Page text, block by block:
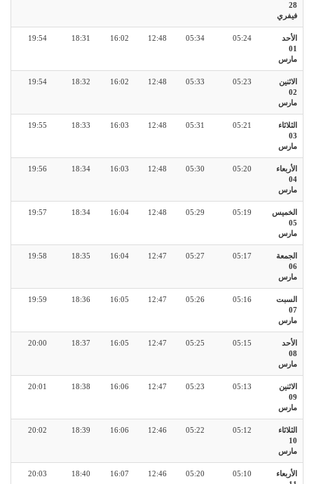
28
فيفري
الأحد
01
مارس
05:24
05:34
12:48
16:02
18:31
19:54
الاثنين
02
مارس
05:23
05:33
12:48
16:02
18:32
19:54
الثلاثاء
03
مارس
05:21
05:31
12:48
16:03
18:33
19:55
الأربعاء
04
مارس
05:20
05:30
12:48
16:03
18:34
19:56
الخميس
05
مارس
05:19
05:29
12:48
16:04
18:34
19:57
الجمعة
06
مارس
05:17
05:27
12:47
16:04
18:35
19:58
السبت
07
مارس
05:16
05:26
12:47
16:05
18:36
19:59
الأحد
08
مارس
05:15
05:25
12:47
16:05
18:37
20:00
الاثنين
09
مارس
05:13
05:23
12:47
16:06
18:38
20:01
الثلاثاء
10
مارس
05:12
05:22
12:46
16:06
18:39
20:02
الأربعاء
05:10
05:20
12:46
16:07
18:40
20:03